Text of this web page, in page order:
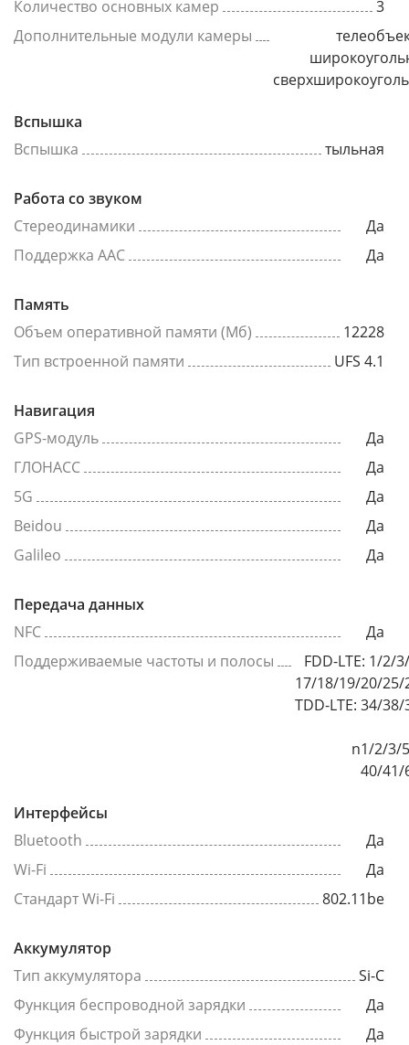
Количество основных камер
3
Дополнительные модули камеры
Вспышка
Вспышка
тыльная
Работа со звуком
Стереодинамики
Да
Поддержка AAC
Да
Память
Объем оперативной памяти (Мб)
12228
Тип встроенной памяти
UFS 4.1
Навигация
GPS-модуль
Да
ГЛОНАСС
Да
5G
Да
Beidou
Да
Galileo
Да
Передача данных
NFC
Да
Поддерживаемые частоты и полосы
FDD-LTE: 1/2/
17/18/19/20/
TDD-LTE: 34/
n1/2/3/
40/41/
Интерфейсы
Bluetooth
Да
Wi-Fi
Да
Стандарт Wi-Fi
802.11be
Аккумулятор
Тип аккумулятора
Si-C
Функция беспроводной зарядки
Да
Функция быстрой зарядки
Да